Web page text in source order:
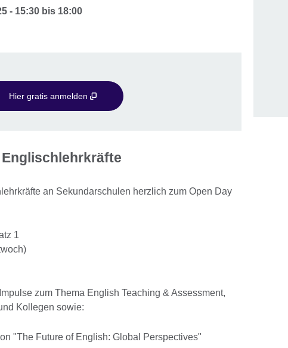
- 15:30 bis 18:00
Hier gratis anmelden
an Sekundarschulen herzlich zum Open Day
1
zum Thema English Teaching & Assessment,
Kollegen sowie:
"The Future of English: Global Perspectives"